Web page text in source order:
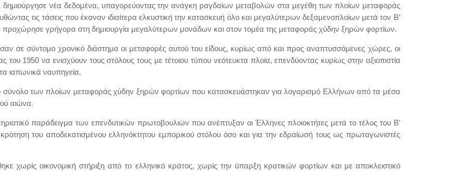
δημιούργησε νέα δεδομένα, υπαγορεύοντας την ανάγκη ραγδαίων μεταβολών στα μεγέθη των πλοίων μεταφοράς
τις τάσεις που έκαναν ιδιαίτερα ελκυστική την κατασκευή όλο και μεγαλύτερων δεξαμενοπλοίων μετά τον Β’
προχώρησε γρήγορα στη δημιουργία μεγαλύτερων μονάδων και στον τομέα της μεταφοράς χύδην ξηρών φορτίων.
σε σύντομο χρονικό διάστημα οι μεταφορές αυτού του είδους, κυρίως από και προς αναπτυσσόμενες χώρες, οι
1950 να ενισχύουν τους στόλους τους με τέτοιου τύπου νεότευκτα πλοία, επενδύοντας κυρίως στην αξιοπιστία
ιαπωνικά ναυπηγεία.
σύνολο των πλοίων μεταφοράς χύδην ξηρών φορτίων που κατασκευάστηκαν για λογαρισμό Ελλήνων από τα μέσα
αιώνα.
παράδειγμα των επενδυτικών πρωτοβουλιών που ανέπτυξαν οι Έλληνες πλοιοκτήτες μετά το τέλος του Β’
του αποδεκατισμένου ελληνόκτητου εμπορικού στόλου όσο και για την εδραίωσή τους ως πρωταγωνιστές
χωρίς οικονομική στήριξη από το ελληνικό κράτος, χωρίς την ύπαρξη κρατικών φορτίων και με αποκλειστικό